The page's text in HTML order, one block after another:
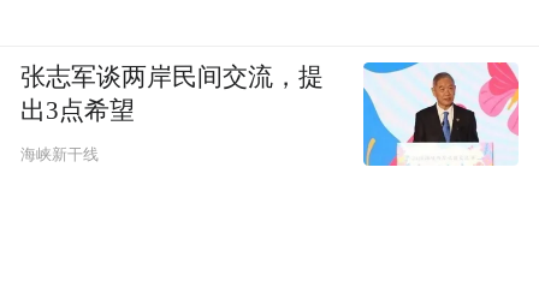
张志军谈两岸民间交流，提
出3点希望
海峡新干线